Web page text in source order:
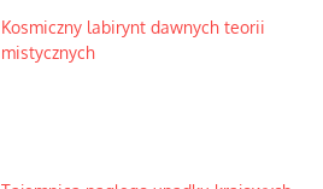
Kosmiczny labirynt dawnych teorii
mistycznych